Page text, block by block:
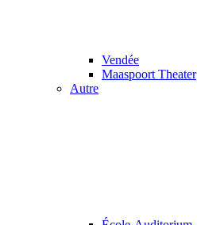
Vendée
Maaspoort Theater
Autre